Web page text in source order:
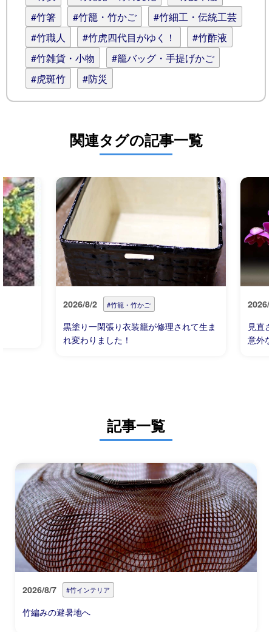
#竹箸
#竹籠・竹かご
#竹細工・伝統工芸
#竹職人
#竹虎四代目がゆく！
#竹酢液
#竹雑貨・小物
#籠バッグ・手提げかご
#虎斑竹
#防災
関連タグの記事一覧
2026/8/2 #竹籠・竹かご
黒塗り一閑張り衣装籠が修理されて生ま
れ変わりました！
2026/
見直
意外
記事一覧
2026/8/7 #竹インテリア
竹編みの避暑地へ